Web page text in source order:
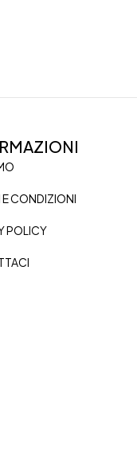
E CONDIZIONI
POLICY